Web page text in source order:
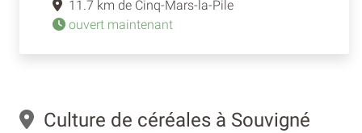
11.7 km de Cinq-Mars-la-Pile
ouvert maintenant
Culture de céréales à Souvigné